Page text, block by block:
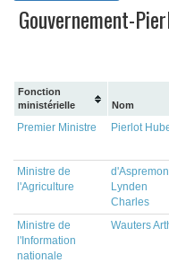
Gouvernement-
Fonction
ministérielle
Nom
Premier Ministre Pierlot
Ministre de
l'Agriculture
Lynden
Charles
Ministre de
l'Information
nationale
Wauters